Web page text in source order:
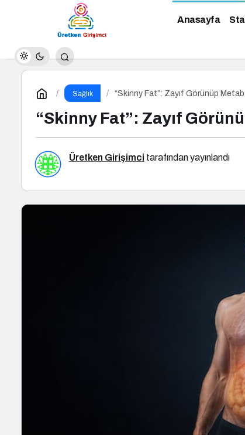
Anasayfa
Sağlık “Skinny Fat”: Zayıf Görünüp
“Skinny Fat”: Zayıf
Üretken Girişimci tarafından yayınlandı